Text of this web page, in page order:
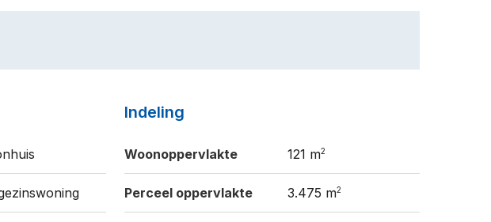
Indeling
Woonoppervlakte 121 m2
Perceel oppervlakte 3.475 m2